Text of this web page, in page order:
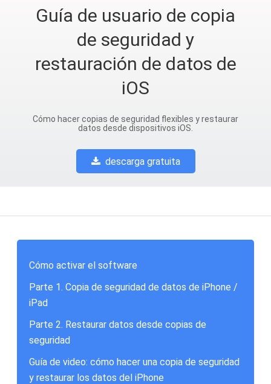
Guía de usuario de copia
de seguridad y
restauración de datos de
iOS
Cómo hacer copias de seguridad flexibles y restaurar
datos desde dispositivos iOS.
descarga gratuita
Cómo activar el software
Parte 1. Copia de seguridad de datos de iPhone /
iPad
Parte 2. Restaurar datos desde copias de
seguridad
Guía de video: cómo hacer una copia de seguridad
y restaurar los datos del iPhone